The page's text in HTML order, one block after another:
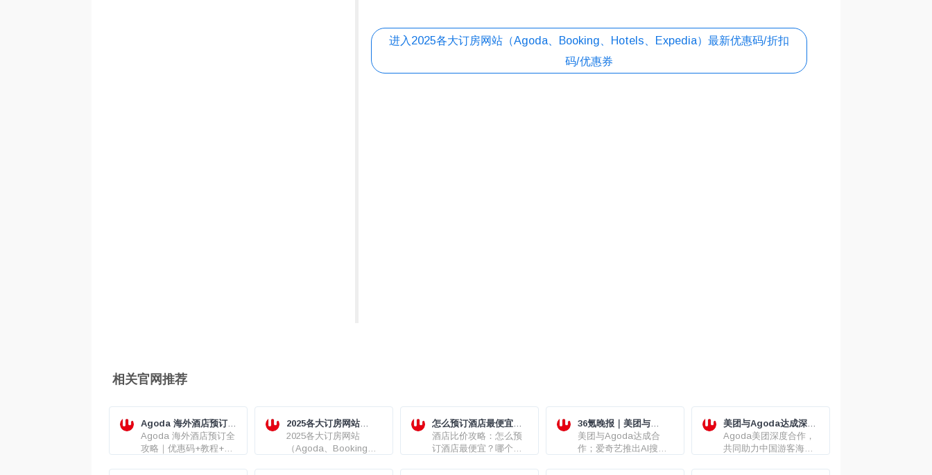
进入2025各大订房网站（Agoda、Booking、Hotels、Expedia）最新优惠码/折扣
码/优惠券
相关官网推荐
Agoda 海外酒店预订全
攻略｜优惠码+教程+避
坑
Agoda 海外酒店预订全
攻略｜优惠码+教程+避
2025各大订房网站
（Agoda、Booking、
Hotels、Expedia）最
2025各大订房网站
（Agoda、Booking、
怎么预订酒店最便宜？
哪个平台（App/网站）
订酒店最划算？
酒店比价攻略：怎么预
订酒店最便宜？哪个平
36氪晚报｜美团与
Agoda达成合作
美团与Agoda达成合
作；爱奇艺推出AI搜
美团与Agoda达成深度
合作，共助出境游“又好
又省”
Agoda美团深度合作，
共同助力中国游客海外